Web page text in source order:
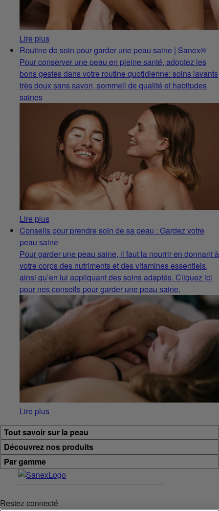
Lire plus
Routine de soin pour garder une peau saine | Sanex®
Pour conserver une peau en pleine santé, adoptez les
bons gestes dans votre routine quotidienne: soins lavants
très doux sans savon, sommeil de qualité et habitudes
saines
Lire plus
Conseils pour prendre soin de sa peau : Gardez votre
peau saine
Pour garder une peau saine, il faut la nourrir en donnant à
votre corps des nutriments et des vitamines essentiels,
ainsi qu’en lui appliquant des soins adaptés. Cliquez ici
pour nos conseils pour garder une peau saine.
Lire plus
Tout savoir sur la peau
Découvrez nos produits
Par gamme
Restez connecté